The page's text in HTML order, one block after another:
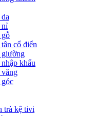
nỉ
gỗ
tân cổ điển
giường
nhập khẩu
văng
góc
trà kệ tivi